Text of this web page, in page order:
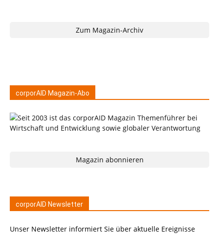
Zum Magazin-Archiv
corporAID Magazin-Abo
Magazin abonnieren
corporAID Newsletter
Unser Newsletter informiert Sie über aktuelle Ereignisse